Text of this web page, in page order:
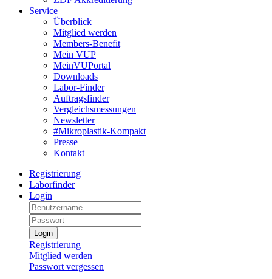
Service
Überblick
Mitglied werden
Members-Benefit
Mein VUP
MeinVUPortal
Downloads
Labor-Finder
Auftragsfinder
Vergleichsmessungen
Newsletter
#Mikroplastik-Kompakt
Presse
Kontakt
Registrierung
Laborfinder
Login
Login
Registrierung
Mitglied werden
Passwort vergessen